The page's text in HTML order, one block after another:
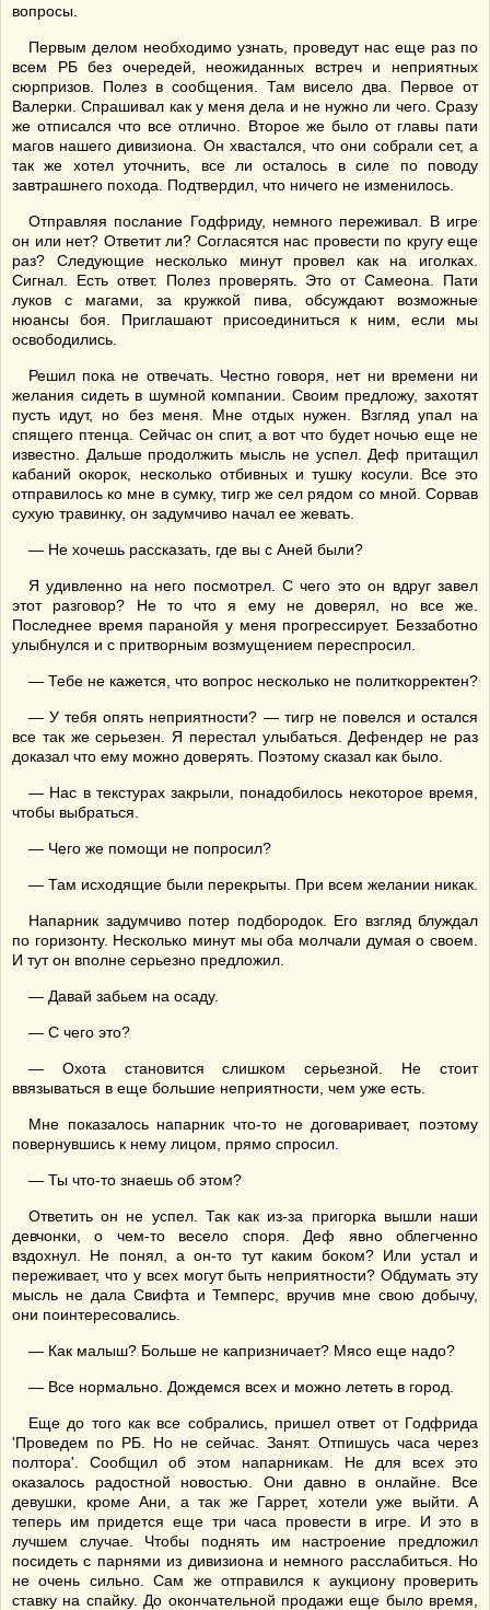
вопросы.
Первым делом необходимо узнать, проведут нас еще раз по
всем РБ без очередей, неожиданных встреч и неприятных
сюрпризов. Полез в сообщения. Там висело два. Первое от
Валерки. Спрашивал как у меня дела и не нужно ли чего. Сразу
же отписался что все отлично. Второе же было от главы пати
магов нашего дивизиона. Он хвастался, что они собрали сет, а
так же хотел уточнить, все ли осталось в силе по поводу
завтрашнего похода. Подтвердил, что ничего не изменилось.
Отправляя послание Годфриду, немного переживал. В игре
он или нет? Ответит ли? Согласятся нас провести по кругу еще
раз? Следующие несколько минут провел как на иголках.
Сигнал. Есть ответ. Полез проверять. Это от Самеона. Пати
луков с магами, за кружкой пива, обсуждают возможные
нюансы боя. Приглашают присоединиться к ним, если мы
освободились.
Решил пока не отвечать. Честно говоря, нет ни времени ни
желания сидеть в шумной компании. Своим предложу, захотят
пусть идут, но без меня. Мне отдых нужен. Взгляд упал на
спящего птенца. Сейчас он спит, а вот что будет ночью еще не
известно. Дальше продолжить мысль не успел. Деф притащил
кабаний окорок, несколько отбивных и тушку косули. Все это
отправилось ко мне в сумку, тигр же сел рядом со мной. Сорвав
сухую травинку, он задумчиво начал ее жевать.
— Не хочешь рассказать, где вы с Аней были?
Я удивленно на него посмотрел. С чего это он вдруг завел
этот разговор? Не то что я ему не доверял, но все же.
Последнее время паранойя у меня прогрессирует. Беззаботно
улыбнулся и с притворным возмущением переспросил.
— Тебе не кажется, что вопрос несколько не политкорректен?
— У тебя опять неприятности? — тигр не повелся и остался
все так же серьезен. Я перестал улыбаться. Дефендер не раз
доказал что ему можно доверять. Поэтому сказал как было.
— Нас в текстурах закрыли, понадобилось некоторое время,
чтобы выбраться.
— Чего же помощи не попросил?
— Там исходящие были перекрыты. При всем желании никак.
Напарник задумчиво потер подбородок. Его взгляд блуждал
по горизонту. Несколько минут мы оба молчали думая о своем.
И тут он вполне серьезно предложил.
— Давай забьем на осаду.
— С чего это?
— Охота становится слишком серьезной. Не стоит
ввязываться в еще большие неприятности, чем уже есть.
Мне показалось напарник что-то не договаривает, поэтому
повернувшись к нему лицом, прямо спросил.
— Ты что-то знаешь об этом?
Ответить он не успел. Так как из-за пригорка вышли наши
девчонки, о чем-то весело споря. Деф явно облегченно
вздохнул. Не понял, а он-то тут каким боком? Или устал и
переживает, что у всех могут быть неприятности? Обдумать эту
мысль не дала Свифта и Темперс, вручив мне свою добычу,
они поинтересовались.
— Как малыш? Больше не капризничает? Мясо еще надо?
— Все нормально. Дождемся всех и можно лететь в город.
Еще до того как все собрались, пришел ответ от Годфрида
'Проведем по РБ. Но не сейчас. Занят. Отпишусь часа через
полтора'. Сообщил об этом напарникам. Не для всех это
оказалось радостной новостью. Они давно в онлайне. Все
девушки, кроме Ани, а так же Гаррет, хотели уже выйти. А
теперь им придется еще три часа провести в игре. И это в
лучшем случае. Чтобы поднять им настроение предложил
посидеть с парнями из дивизиона и немного расслабиться. Но
не очень сильно. Сам же отправился к аукциону проверить
ставку на спайку. До окончательной продажи еще было время,